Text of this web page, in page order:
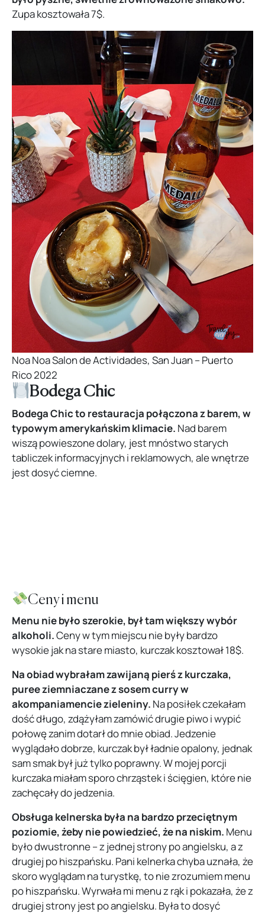
Zupa kosztowała 7$.
Noa Noa Salon de Actividades, San Juan – Puerto
Rico 2022
Bodega Chic
Bodega Chic to restauracja połączona z barem, w
typowym amerykańskim klimacie. Nad barem
wiszą powieszone dolary, jest mnóstwo starych
tabliczek informacyjnych i reklamowych, ale wnętrze
jest dosyć ciemne.
Ceny i menu
Menu nie było szerokie, był tam większy wybór
alkoholi.Ceny w tym miejscu nie były bardzo
wysokie jak na stare miasto, kurczak kosztował 18$.
Na obiad wybrałam zawijaną pierś z kurczaka,
puree ziemniaczane z sosem curry w
akompaniamencie zieleniny. Na posiłek czekałam
dość długo, zdążyłam zamówić drugie piwo i wypić
połowę zanim dotarł do mnie obiad. Jedzenie
wyglądało dobrze, kurczak był ładnie opalony, jednak
sam smak był już tylko poprawny. W mojej porcji
kurczaka miałam sporo chrząstek i ścięgien, które nie
zachęcały do jedzenia.
Obsługa kelnerska była na bardzo przeciętnym
poziomie, żeby nie powiedzieć, że na niskim. Menu
było dwustronne – z jednej strony po angielsku, a z
drugiej po hiszpańsku. Pani kelnerka chyba uznała, że
skoro wyglądam na turystkę, to nie zrozumiem menu
po hiszpańsku. Wyrwała mi menu z rąk i pokazała, że z
drugiej strony jest po angielsku. Była to dosyć